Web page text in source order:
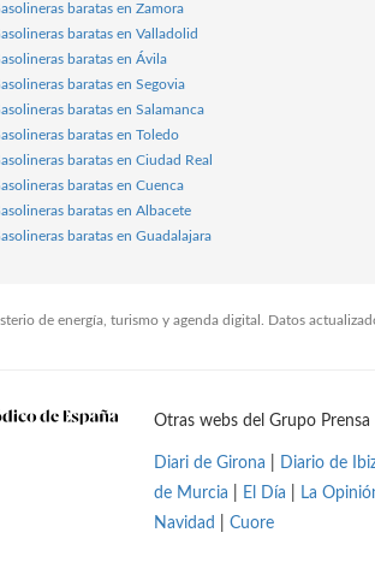
baratas en Zamora
baratas en Valladolid
baratas en Ávila
baratas en Segovia
baratas en Salamanca
baratas en Toledo
baratas en Ciudad Real
baratas en Cuenca
baratas en Albacete
baratas en Guadalajara
de energía, turismo y agenda digital. Datos
Otras webs del Grupo
Diari de Girona Diario de
de Murcia
El Día La
Navidad
Cuore